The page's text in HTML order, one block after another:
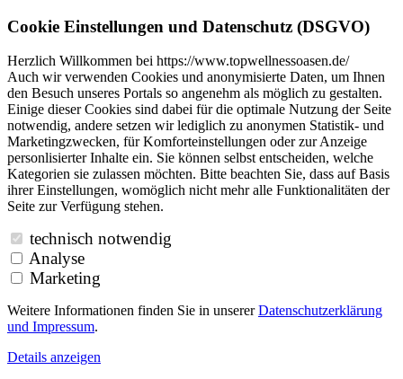
Cookie Einstellungen und Datenschutz (DSGVO)
Herzlich Willkommen bei https://www.topwellnessoasen.de/
Auch wir verwenden Cookies und anonymisierte Daten, um Ihnen
den Besuch unseres Portals so angenehm als möglich zu gestalten.
Einige dieser Cookies sind dabei für die optimale Nutzung der Seite
notwendig, andere setzen wir lediglich zu anonymen Statistik- und
Marketingzwecken, für Komforteinstellungen oder zur Anzeige
personlisierter Inhalte ein. Sie können selbst entscheiden, welche
Kategorien sie zulassen möchten. Bitte beachten Sie, dass auf Basis
ihrer Einstellungen, womöglich nicht mehr alle Funktionalitäten der
Seite zur Verfügung stehen.
technisch notwendig
Analyse
Marketing
Weitere Informationen finden Sie in unsererDatenschutzerklärung
und Impressum.
Details anzeigen